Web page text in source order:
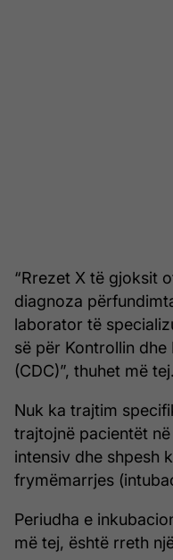
“Rrezet X të gjoksit
diagnoza
laborator të
së për Kontrollin dhe
(CDC)”, thuhet më tej.
Nuk ka trajtim
trajtojnë pacientët
intensiv dhe shpesh
frymëmarrjes
Periudha e
më tej, është rreth